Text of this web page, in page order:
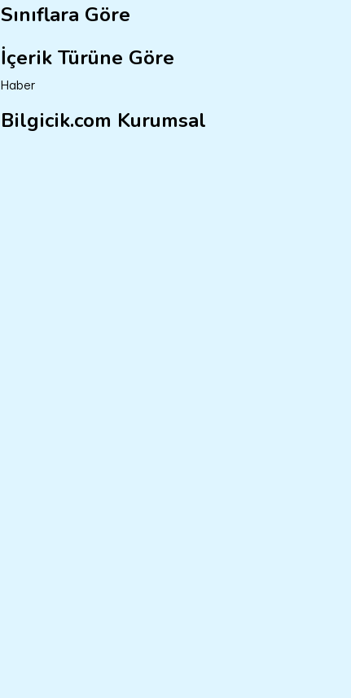
Sınıflara Göre
İçerik Türüne Göre
Haber
Bilgicik.com Kurumsal